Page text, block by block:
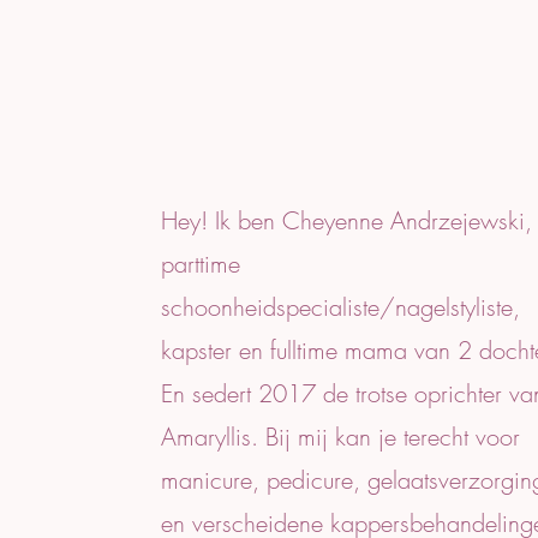
Over Amaryllis
Hey! Ik ben Cheyenne Andrzejewski,
parttime
schoonheidspecialiste/nagelstyliste,
kapster en fulltime mama van 2
En sedert 2017 de trotse oprichter
Amaryllis. Bij mij kan je terecht voor
manicure, pedicure,
en verscheidene